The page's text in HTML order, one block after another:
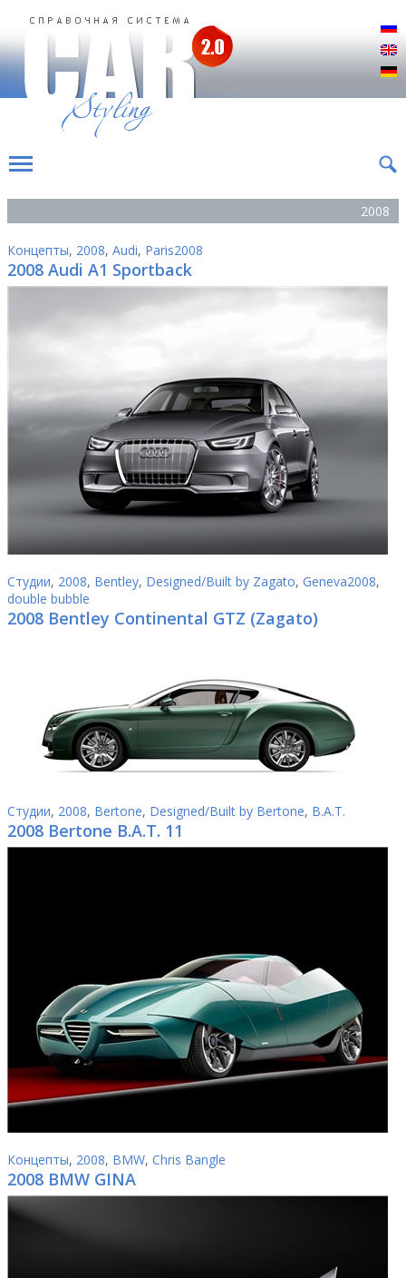
2008
Концепты, 2008, Audi, Paris2008
2008 Audi A1 Sportback
Студии, 2008, Bentley, Designed/Built by Zagato, Geneva2008,
double bubble
2008 Bentley Continental GTZ (Zagato)
Студии, 2008, Bertone, Designed/Built by Bertone, B.A.T.
2008 Bertone B.A.T. 11
Концепты, 2008, BMW, Chris Bangle
2008 BMW GINA